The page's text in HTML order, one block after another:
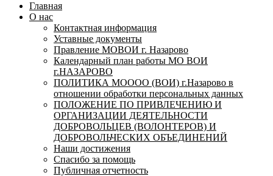
Главная
О нас
Контактная информация
Уставные документы
Правление МОВОИ г. Назарово
Календарный план работы МО ВОИ
г.НАЗАРОВО
ПОЛИТИКА МОООО (ВОИ) г.Назарово в
отношении обработки персональных данных
ПОЛОЖЕНИЕ ПО ПРИВЛЕЧЕНИЮ И
ОРГАНИЗАЦИИ ДЕЯТЕЛЬНОСТИ
ДОБРОВОЛЬЦЕВ (ВОЛОНТЕРОВ) И
ДОБРОВОЛЬЧЕСКИХ ОБЪЕДИНЕНИЙ
Наши достижения
Спасибо за помощь
Публичная отчетность